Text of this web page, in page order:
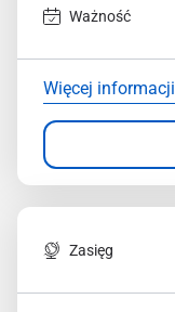
Ważność
Więcej informacji
Zasięg